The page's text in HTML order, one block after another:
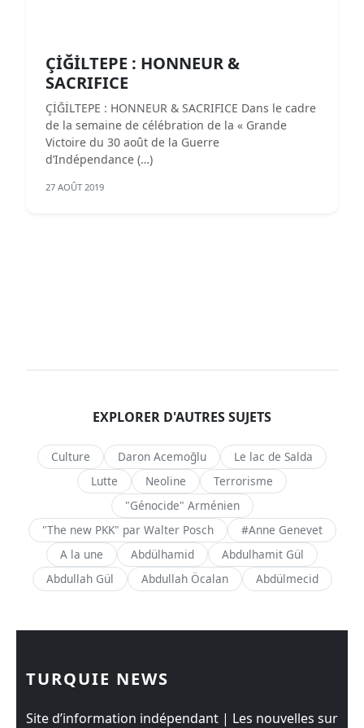
ÇİĞİLTEPE : HONNEUR &
SACRIFICE
ÇİĞİLTEPE : HONNEUR & SACRIFICE Dans le cadre
de la semaine de célébration de la « Grande
Victoire du 30 août de la Guerre
d’Indépendance (…)
27 AOÛT 2019
EXPLORER D'AUTRES SUJETS
Culture Daron Acemoğlu
Le lac de Salda
Lutte
Neoline
Terrorisme
"Génocide" Arménien
"The new PKK" par Walter Posch
#Anne Genevet
A la une
Abdülhamid
Abdulhamit Gül
Abdullah Gül
Abdullah Öcalan Abdülmecid
TURQUIE NEWS
Site d’information indépendant | Les nouvelles sur